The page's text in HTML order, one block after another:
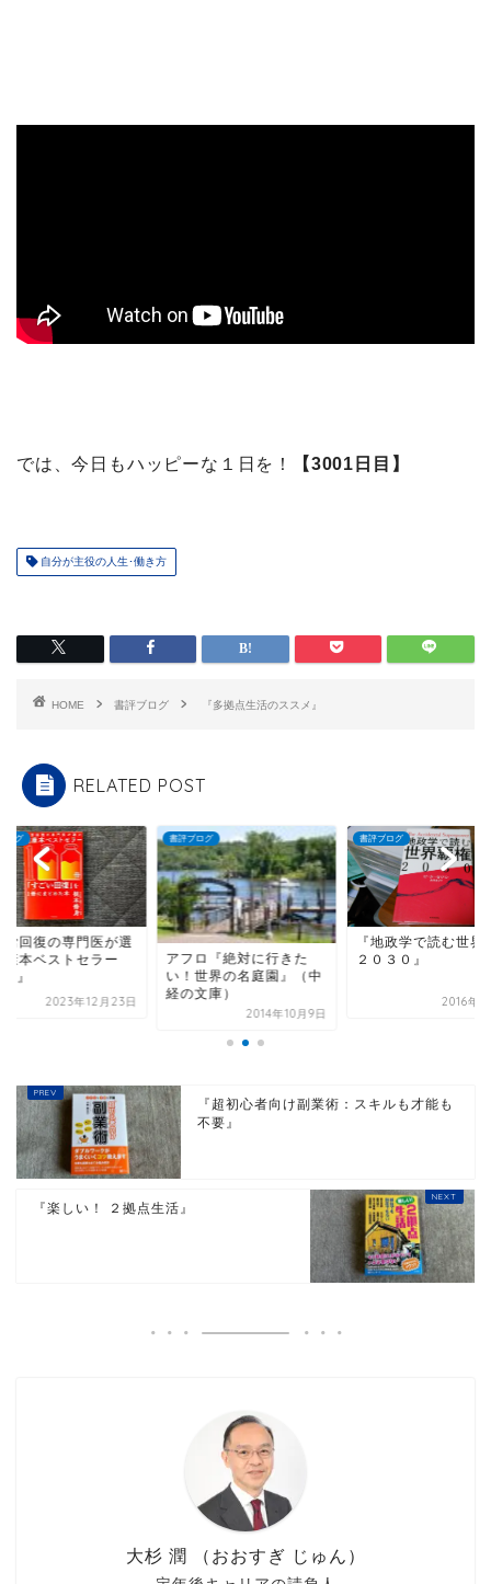
では、今日もハッピーな１日を！ 【3001日目】
自分が主役の人生･働き方
HOME 書評ブログ 『多拠点生活のススメ』
RELATED POST
ログ
ロ『絶対に行きた
世界の名庭園』（中
書評ブログ
『地政学で読む世界覇権
２０３０』
書評ブログ
『疲労回復の専門医
ぶ健康本ベストセラ
2023年12
『超初心者向け副業術：スキルも才能も
不要』
『楽しい！ ２拠点生活』
大杉 潤 （おおすぎ じゅん）